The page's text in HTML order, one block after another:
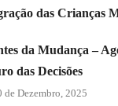
das Crianças
da Mudança –
das Decisões
de Dezembro, 2025